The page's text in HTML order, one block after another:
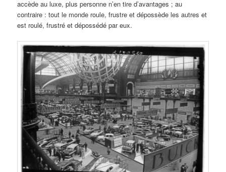
accède au luxe, plus personne n’en tire d’avantages ; au
contraire : tout le monde roule, frustre et dépossède les autres et
est roulé, frustré et dépossédé par eux.